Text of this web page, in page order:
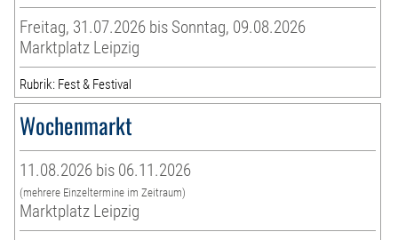
Freitag, 31.07.2026 bis Sonntag, 09.08.2026
Marktplatz Leipzig
Rubrik: Fest & Festival
Wochenmarkt
11.08.2026 bis 06.11.2026
(mehrere Einzeltermine im Zeitraum)
Marktplatz Leipzig